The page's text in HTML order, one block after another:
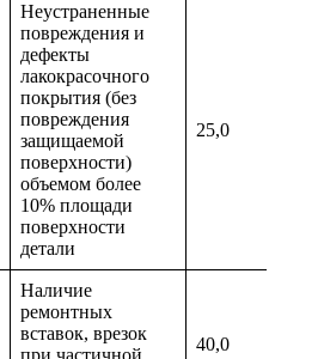
Неустраненные
повреждения и
дефекты
лакокрасочного
покрытия (без
повреждения
защищаемой
поверхности)
объемом более
10% площади
поверхности
детали
25,0
Наличие
ремонтных
вставок, врезок
40,0